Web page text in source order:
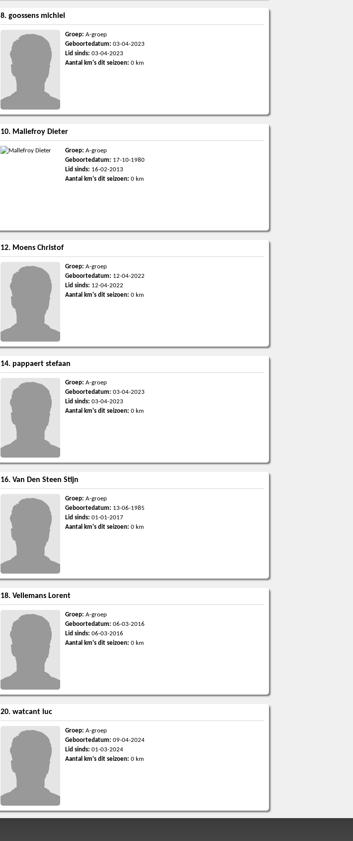
8. goossens michiel
Groep: A-groep
Geboortedatum: 03-04-2023
Lid sinds: 03-04-2023
Aantal km's dit seizoen: 0 km
10. Mallefroy Dieter
Groep: A-groep
Geboortedatum: 17-10-1980
Lid sinds: 16-02-2013
Aantal km's dit seizoen: 0 km
12. Moens Christof
Groep: A-groep
Geboortedatum: 12-04-2022
Lid sinds: 12-04-2022
Aantal km's dit seizoen: 0 km
14. pappaert stefaan
Groep: A-groep
Geboortedatum: 03-04-2023
Lid sinds: 03-04-2023
Aantal km's dit seizoen: 0 km
16. Van Den Steen Stijn
Groep: A-groep
Geboortedatum: 13-06-1985
Lid sinds: 01-01-2017
Aantal km's dit seizoen: 0 km
18. Vellemans Lorent
Groep: A-groep
Geboortedatum: 06-03-2016
Lid sinds: 06-03-2016
Aantal km's dit seizoen: 0 km
20. watcant luc
Groep: A-groep
Geboortedatum: 09-04-2024
Lid sinds: 01-03-2024
Aantal km's dit seizoen: 0 km